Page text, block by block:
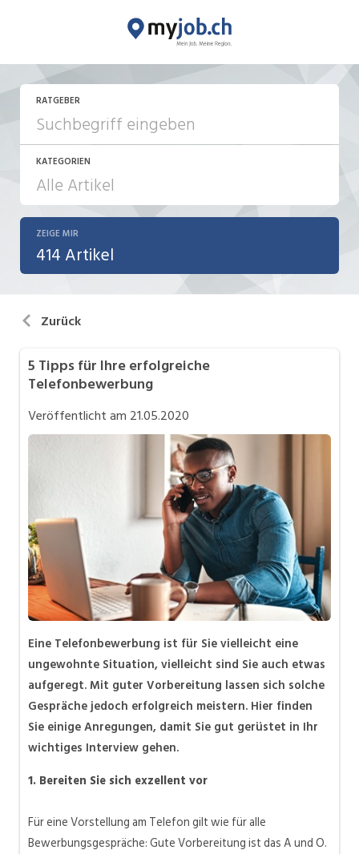
RATGEBER
KATEGORIEN
Aktionen / News
Bewerbung / Neuorientierung
Karriere allgemein
Personalpolitik / MA-Rekrutierung
Teilzeit / Flexible Arbeitsmodelle
ZEIGE MIR
414 Artikel
Zurück
5 Tipps für Ihre erfolgreiche
Telefonbewerbung
Veröffentlicht am 21.05.2020
Eine Telefonbewerbung ist für Sie vielleicht eine
ungewohnte Situation, vielleicht sind Sie auch etwas
aufgeregt. Mit guter Vorbereitung lassen sich solche
Gespräche jedoch erfolgreich meistern. Hier finden
Sie einige Anregungen, damit Sie gut gerüstet in Ihr
wichtiges Interview gehen.
1. Bereiten Sie sich exzellent vor
Für eine Vorstellung am Telefon gilt wie für alle
Bewerbungsgespräche: Gute Vorbereitung ist das A und O.